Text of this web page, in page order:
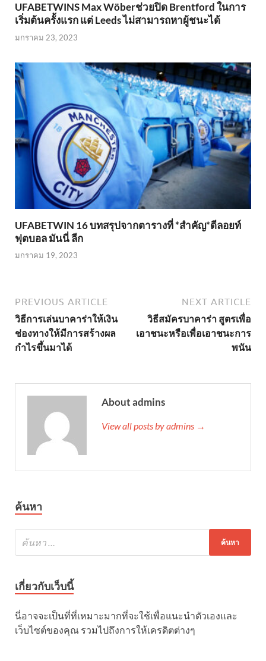
UFABETWINS Max Wöberช่วยปิด Brentford ในการ
เริ่มต้นครั้งแรก แต่ Leeds ไม่สามารถหาผู้ชนะได้
มกราคม 23, 2023
UFABETWIN 16 บทสรุปจากตารางที่ *สำคัญ*ดีลอยท์
ฟุตบอล มันนี่ ลีก
มกราคม 19, 2023
PREVIOUS ARTICLE
วิธีการเล่นบาคาร่าให้เงิน
ช่องทางให้มีการสร้างผล
กำไรขึ้นมาได้
NEXT ARTICLE
วิธีสมัครบาคาร่า สูตรเพื่อ
เอาชนะหรือเพื่อเอาชนะการ
พนัน
About admins
View all posts by admins →
ค้นหา
เกี่ยวกับเว็บนี้
นี่อาจจะเป็นที่ที่เหมาะมากที่จะใช้เพื่อแนะนำตัวเองและ
เว็บไซต์ของคุณ รวมไปถึงการให้เครดิตต่างๆ